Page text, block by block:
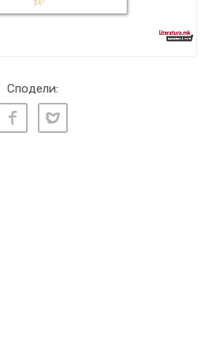
Сподели: